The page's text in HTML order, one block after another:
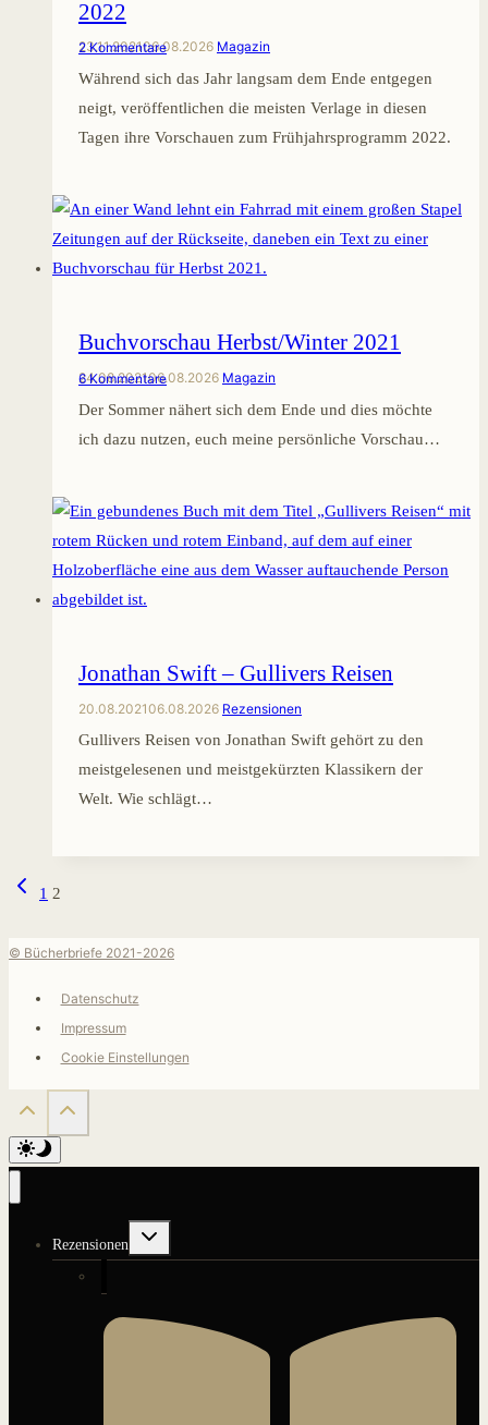
2022
23.11.202106.08.2026 Magazin
2 Kommentare
Während sich das Jahr langsam dem Ende entgegen
neigt, veröffentlichen die meisten Verlage in diesen
Tagen ihre Vorschauen zum Frühjahrsprogramm 2022.
Buchvorschau Herbst/Winter 2021
24.08.202106.08.2026 Magazin
6 Kommentare
Der Sommer nähert sich dem Ende und dies möchte
ich dazu nutzen, euch meine persönliche Vorschau…
Jonathan Swift – Gullivers Reisen
20.08.202106.08.2026 Rezensionen
Gullivers Reisen von Jonathan Swift gehört zu den
meistgelesenen und meistgekürzten Klassikern der
Welt. Wie schlägt…
Seitennavigation
Vorherige
1 2
© Bücherbriefe 2021-2026
Datenschutz
Impressum
Cookie Einstellungen
Rezensionen
Untermenü
umschalten